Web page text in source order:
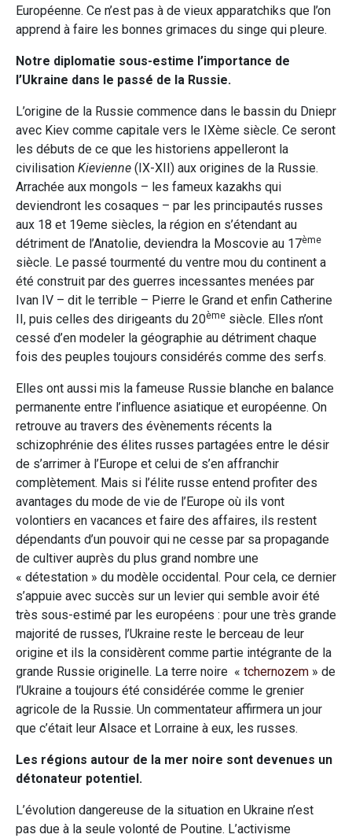
Européenne. Ce n’est pas à de vieux apparatchiks que l’on
apprend à faire les bonnes grimaces du singe qui pleure.
Notre diplomatie sous-estime l’importance de
l’Ukraine dans le passé de la Russie.
L’origine de la Russie commence dans le bassin du Dniepr
avec Kiev comme capitale vers le IXème siècle. Ce seront
les débuts de ce que les historiens appelleront la
civilisation Kievienne (IX-XII) aux origines de la Russie.
Arrachée aux mongols – les fameux kazakhs qui
deviendront les cosaques – par les principautés russes
aux 18 et 19eme siècles, la région en s’étendant au
détriment de l’Anatolie, deviendra la Moscovie au 17ème
siècle. Le passé tourmenté du ventre mou du continent a
été construit par des guerres incessantes menées par
Ivan IV – dit le terrible – Pierre le Grand et enfin Catherine
II, puis celles des dirigeants du 20ème siècle. Elles n’ont
cessé d’en modeler la géographie au détriment chaque
fois des peuples toujours considérés comme des serfs.
Elles ont aussi mis la fameuse Russie blanche en balance
permanente entre l’influence asiatique et européenne. On
retrouve au travers des évènements récents la
schizophrénie des élites russes partagées entre le désir
de s’arrimer à l’Europe et celui de s’en affranchir
complètement. Mais si l’élite russe entend profiter des
avantages du mode de vie de l’Europe où ils vont
volontiers en vacances et faire des affaires, ils restent
dépendants d’un pouvoir qui ne cesse par sa propagande
de cultiver auprès du plus grand nombre une
« détestation » du modèle occidental. Pour cela, ce dernier
s’appuie avec succès sur un levier qui semble avoir été
très sous-estimé par les européens : pour une très grande
majorité de russes, l’Ukraine reste le berceau de leur
origine et ils la considèrent comme partie intégrante de la
grande Russie originelle. La terre noire « tchernozem » de
l’Ukraine a toujours été considérée comme le grenier
agricole de la Russie. Un commentateur affirmera un jour
que c’était leur Alsace et Lorraine à eux, les russes.
Les régions autour de la mer noire sont devenues un
détonateur potentiel.
L’évolution dangereuse de la situation en Ukraine n’est
pas due à la seule volonté de Poutine. L’activisme